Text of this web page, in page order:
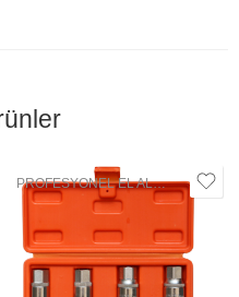
GRUBU PROFESYONEL EL ALETLERI ,